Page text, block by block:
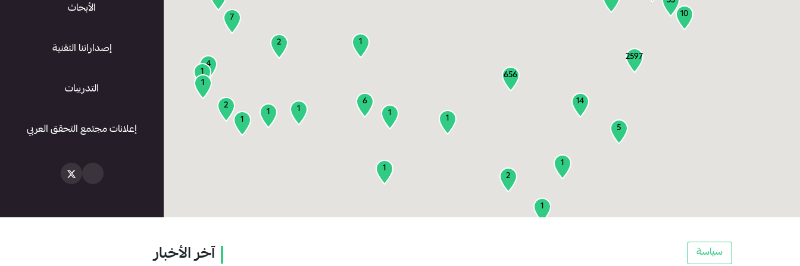
1
14
2
4
1
2597
10
656
6
1
5
7
1
2
1
2
1
1
1
1
1
1
الأبحاث
إصداراتنا التقنية
التدريبات
إعلانات مجتمع التحقق العربي
سياسة آخر الأخبار